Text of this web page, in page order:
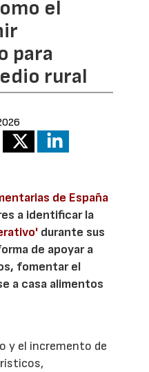
el
para
rural
de España
a identificar la
durante sus
de apoyar a
fomentar el
a casa alimentos
y el incremento de